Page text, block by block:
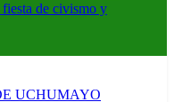
de civismo y